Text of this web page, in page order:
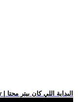
.. فيلم Spider-Man: Brand New Day | البداية اللي كان بيتر محتا